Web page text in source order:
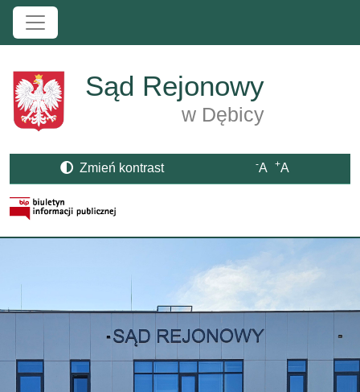
Przejdź do treści
Sąd Rejonowy
w Dębicy
Zmień kontrast -A +A
Strona BIP otwiera się w nowym oknie